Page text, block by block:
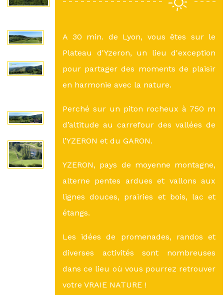
A 30 min. de Lyon, vous êtes sur le
Plateau d'Yzeron, un lieu d'exception
pour partager des moments de plaisir
en harmonie avec la nature.
Perché sur un piton rocheux à 750 m
d’altitude au carrefour des vallées de
l’YZERON et du GARON.
YZERON, pays de moyenne montagne,
alterne pentes ardues et vallons aux
lignes douces, prairies et bois, lac et
étangs.
Les idées de promenades, randos et
diverses activités sont nombreuses
dans ce lieu où vous pourrez retrouver
votre VRAIE NATURE !